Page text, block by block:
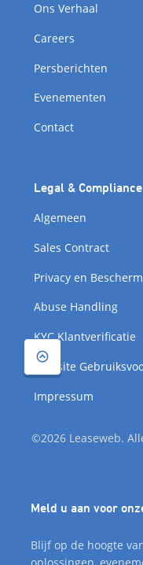
Ons Verhaal
Careers
Persberichten
Evenementen
Contact
Legal & Compliance
Algemeen
Sales Contract
Privacy en
Abuse Handling
KYC Klantverificatie
Website
Impressum
©2026 Leaseweb.
Meld u aan voor
Blijf op de hoogte